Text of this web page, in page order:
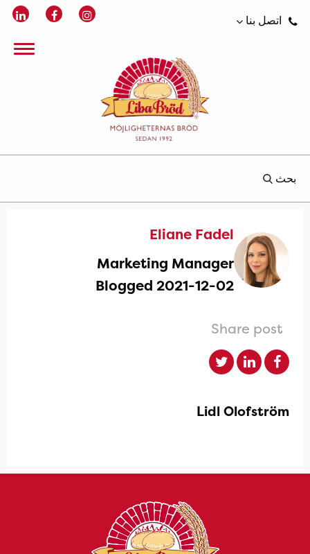
اتصل بنا
بحث
Eliane Fadel
Marketing Manager
Blogged 2021-12-02
Share post
Lidl Olofström